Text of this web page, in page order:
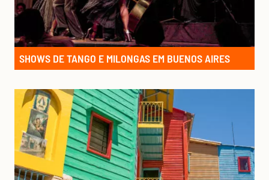
SHOWS DE TANGO E MILONGAS EM BUENOS AIRES